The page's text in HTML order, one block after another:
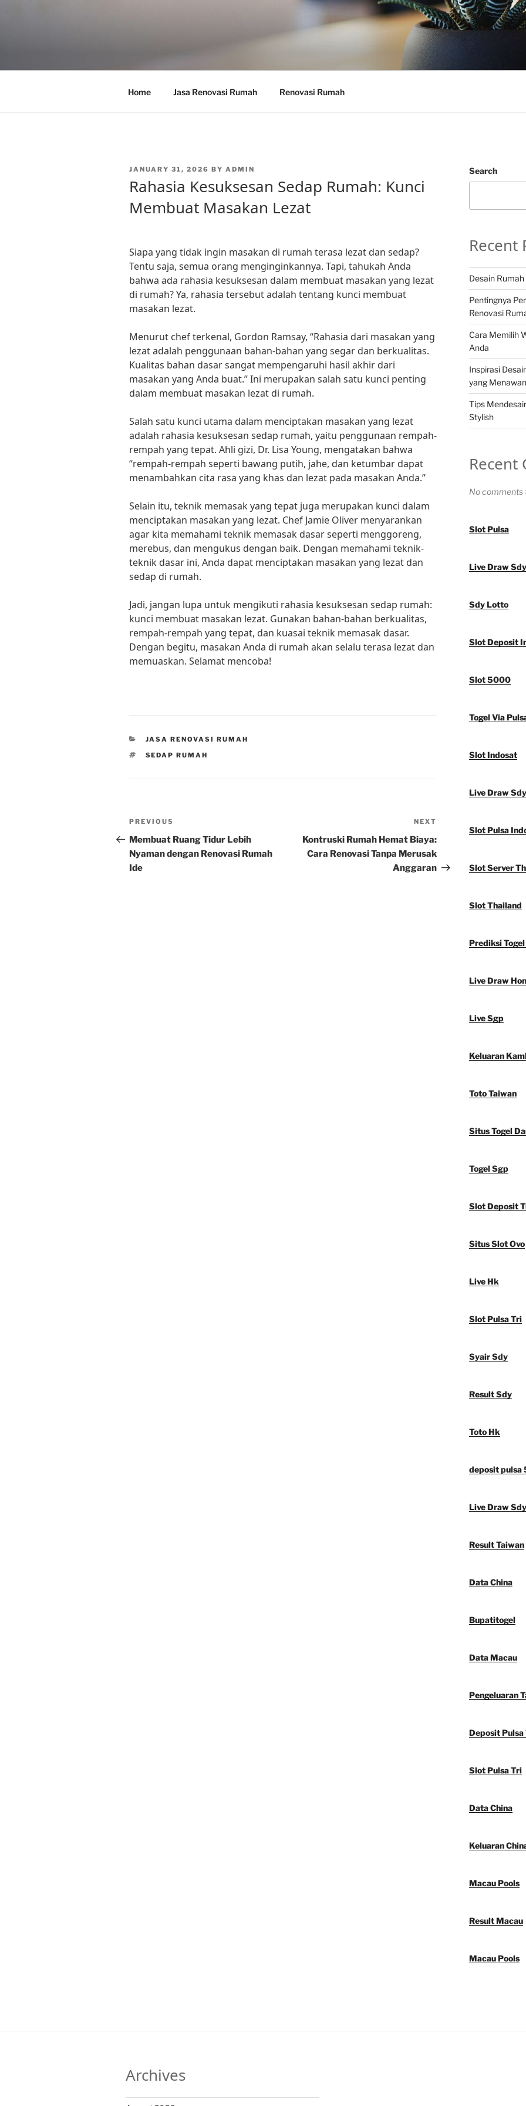
Home Jasa Renovasi Rumah Renovasi Rumah
POSTED
JANUARY 31, 2026 BY ADMIN
Rahasia Kesuksesan Sedap Rumah: Kunci
Membuat Masakan Lezat
Siapa yang tidak ingin masakan di rumah terasa lezat dan sedap?
Tentu saja, semua orang menginginkannya. Tapi, tahukah Anda
bahwa ada rahasia kesuksesan dalam membuat masakan yang lezat
di rumah? Ya, rahasia tersebut adalah tentang kunci membuat
masakan lezat.
Menurut chef terkenal, Gordon Ramsay, “Rahasia dari masakan yang
lezat adalah penggunaan bahan-bahan yang segar dan berkualitas.
Kualitas bahan dasar sangat mempengaruhi hasil akhir dari
masakan yang Anda buat.” Ini merupakan salah satu kunci penting
dalam membuat masakan lezat di rumah.
Salah satu kunci utama dalam menciptakan masakan yang lezat
adalah rahasia kesuksesan sedap rumah, yaitu penggunaan rempah-
rempah yang tepat. Ahli gizi, Dr. Lisa Young, mengatakan bahwa
“rempah-rempah seperti bawang putih, jahe, dan ketumbar dapat
menambahkan cita rasa yang khas dan lezat pada masakan Anda.”
Selain itu, teknik memasak yang tepat juga merupakan kunci dalam
menciptakan masakan yang lezat. Chef Jamie Oliver menyarankan
agar kita memahami teknik memasak dasar seperti menggoreng,
merebus, dan mengukus dengan baik. Dengan memahami teknik-
teknik dasar ini, Anda dapat menciptakan masakan yang lezat dan
sedap di rumah.
Jadi, jangan lupa untuk mengikuti rahasia kesuksesan sedap rumah:
kunci membuat masakan lezat. Gunakan bahan-bahan berkualitas,
rempah-rempah yang tepat, dan kuasai teknik memasak dasar.
Dengan begitu, masakan Anda di rumah akan selalu terasa lezat dan
memuaskan. Selamat mencoba!
CATEGORIES
JASA RENOVASI RUMAH
TAGS
SEDAP RUMAH
Post
navigation
Previous
Post
PREVIOUS
Membuat Ruang Tidur Lebih
Nyaman dengan Renovasi Rumah
Ide
Post
NEXT
Kontruski Rumah Hemat Biaya:
Cara Renovasi Tanpa Merusak
Anggaran
Search
Recent
Desain
Pentingnya
Renovasi
Cara Memilih
Anda
Inspirasi
yang Menawan
Tips
Stylish
Recent
No comments
Slot Pulsa
Live Draw Sdy
Sdy Lotto
Slot Deposit
Slot 5000
Togel Via
Slot Indosat
Live Draw Sdy
Slot Pulsa
Slot Server
Slot Thailand
Prediksi
Live Draw
Live Sgp
Keluaran
Toto Taiwan
Situs Togel
Togel Sgp
Slot Deposit
Situs Slot Ovo
Live Hk
Slot Pulsa Tri
Syair Sdy
Result Sdy
Toto Hk
deposit pulsa
Live Draw Sdy
Result Taiwan
Data China
Bupatitogel
Data Macau
Pengeluaran
Deposit Pulsa
Slot Pulsa Tri
Data China
Keluaran
Macau Pools
Result Macau
Macau Pools
Archives